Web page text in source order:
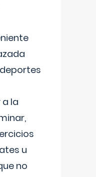
la
u
no